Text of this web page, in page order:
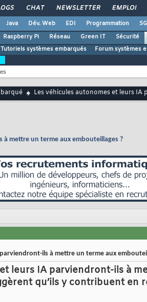
CHAT NEWSLETTER EMPLOI
Java Dév. Web EDI Programmation
Raspberry Pi Réseau Green IT Sécurité
Tutoriels systèmes embarqués Forum systèmes
Les véhicules autonomes et leurs
mettre un terme aux embouteillages ?
ils à mettre un terme aux
leurs IA parviendront-ils à
qu’ils y contribuent en